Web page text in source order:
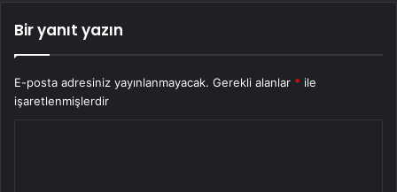
Bir yanıt yazın
E-posta adresiniz yayınlanmayacak. Gerekli alanlar * ile
işaretlenmişlerdir